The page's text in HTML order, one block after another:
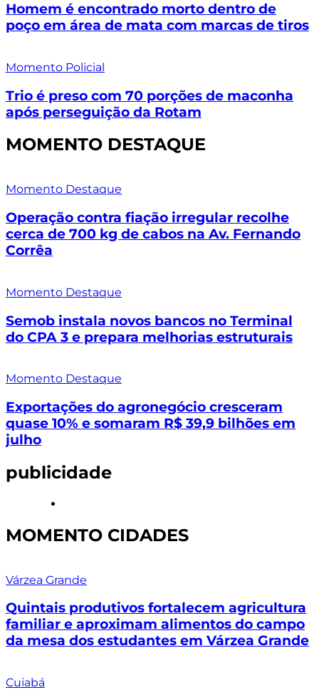
Homem é encontrado morto dentro de
poço em área de mata com marcas de tiros
Momento Policial
Trio é preso com 70 porções de maconha
após perseguição da Rotam
MOMENTO DESTAQUE
Momento Destaque
Operação contra fiação irregular recolhe
cerca de 700 kg de cabos na Av. Fernando
Corrêa
Momento Destaque
Semob instala novos bancos no Terminal
do CPA 3 e prepara melhorias estruturais
Momento Destaque
Exportações do agronegócio cresceram
quase 10% e somaram R$ 39,9 bilhões em
julho
publicidade
MOMENTO CIDADES
Várzea Grande
Quintais produtivos fortalecem agricultura
familiar e aproximam alimentos do campo
da mesa dos estudantes em Várzea Grande
Cuiabá